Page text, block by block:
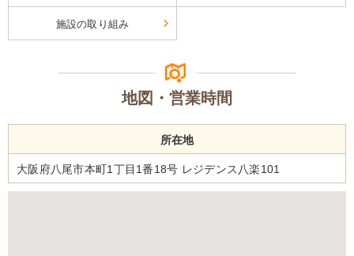
施設の取り組み
地図・営業時間
所在地
大阪府八尾市本町1丁目1番18号 レジデンス八楽101